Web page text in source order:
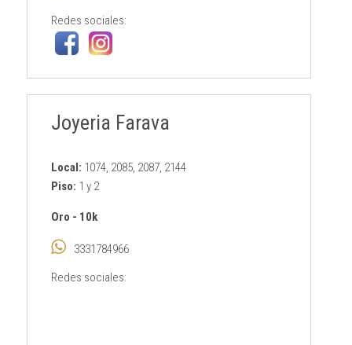
Redes sociales:
Joyeria Farava
Local: 1074, 2085, 2087, 2144
Piso: 1 y 2
Oro - 10k
3331784966
Redes sociales: